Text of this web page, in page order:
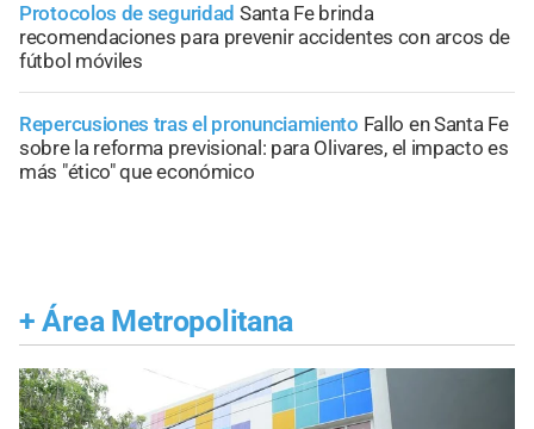
Protocolos de seguridad Santa Fe brinda
recomendaciones para prevenir accidentes con arcos de
fútbol móviles
Repercusiones tras el pronunciamiento Fallo en Santa Fe
sobre la reforma previsional: para Olivares, el impacto es
más "ético" que económico
+ Área Metropolitana